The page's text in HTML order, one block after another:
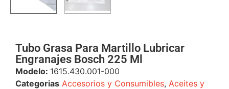
Tubo Grasa Para Martillo Lubricar
Engranajes Bosch 225 Ml
Modelo: 1615.430.001-000
Categorias Accesorios y Consumibles, Aceites y